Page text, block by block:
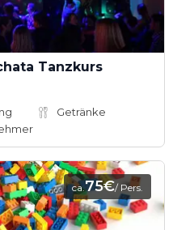
Tanzkurs
Getränke
ca.75€/ Pers.